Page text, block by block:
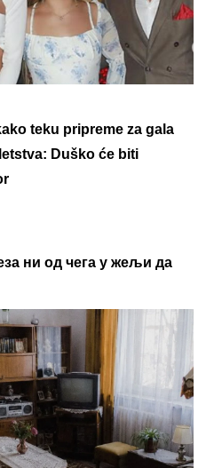
teku pripreme za gala
Duško će biti
ни од чега у жељи да